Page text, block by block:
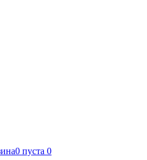
0 пуста 0